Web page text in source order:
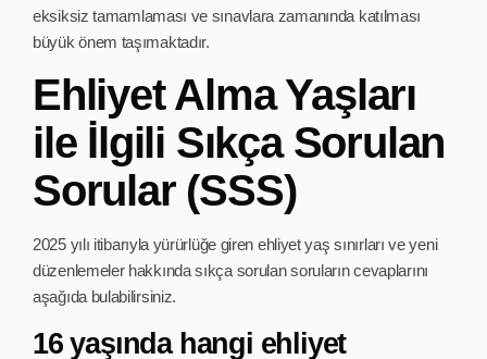
eksiksiz tamamlaması ve sınavlara zamanında katılması
büyük önem taşımaktadır.
Ehliyet Alma Yaşları
ile İlgili Sıkça Sorulan
Sorular (SSS)
2025 yılı itibarıyla yürürlüğe giren ehliyet yaş sınırları ve yeni
düzenlemeler hakkında sıkça sorulan soruların cevaplarını
aşağıda bulabilirsiniz.
16 yaşında hangi ehliyet